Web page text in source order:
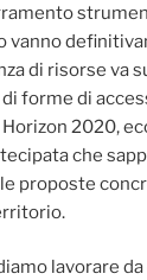
vanno
di risorse va
forme di
2020,
che
proposte
lavorare da